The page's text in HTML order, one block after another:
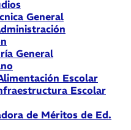
General
General
Escolar
Escolar
de Méritos de Ed.